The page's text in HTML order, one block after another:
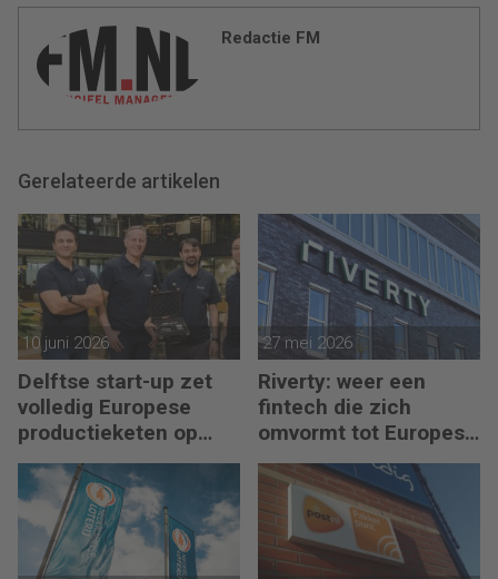
Redactie FM
Gerelateerde artikelen
10 juni 2026
Delftse start-up zet
volledig Europese
productieketen op
voor chips
27 mei 2026
Riverty: weer een
fintech die zich
omvormt tot Europese
bank